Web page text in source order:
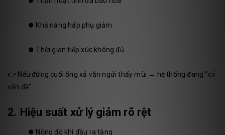
⏺️ Khả năng hấp phụ giảm
⏺️Thời gian tiếp xúc không đủ
👉 Nếu đứng cuối ống xả vẫn ngửi thấy mùi → hệ thống đang “có
vấn đề”.
2. Hiệu suất xử lý giảm rõ rệt
⏺️ Nồng độ khí đầu ra tăng